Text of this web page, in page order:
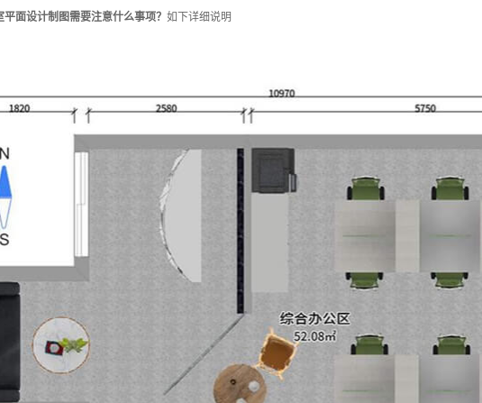
平面设计制图需要注意什么事项？ 如下详细说明